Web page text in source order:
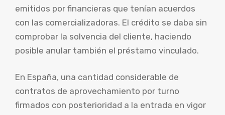
emitidos por financieras que tenían acuerdos
con las comercializadoras. El crédito se daba sin
comprobar la solvencia del cliente, haciendo
posible anular también el préstamo vinculado.
En España, una cantidad considerable de
contratos de aprovechamiento por turno
firmados con posterioridad a la entrada en vigor